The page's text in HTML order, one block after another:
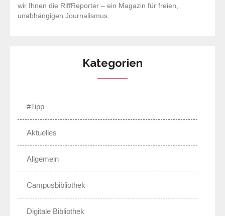
wir Ihnen die RiffReporter – ein Magazin für freien,
unabhängigen Journalismus.
Kategorien
#Tipp
Aktuelles
Allgemein
Campusbibliothek
Digitale Bibliothek